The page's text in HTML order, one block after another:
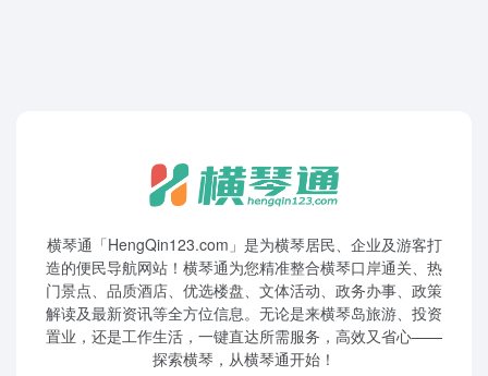
横琴通「HengQin123.com」是为横琴居民、企业及游客打
造的便民导航网站！横琴通为您精准整合横琴口岸通关、热
门景点、品质酒店、优选楼盘、文体活动、政务办事、政策
解读及最新资讯等全方位信息。无论是来横琴岛旅游、投资
置业，还是工作生活，一键直达所需服务，高效又省心——
探索横琴，从横琴通开始！